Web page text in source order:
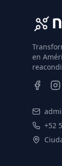
en
+52